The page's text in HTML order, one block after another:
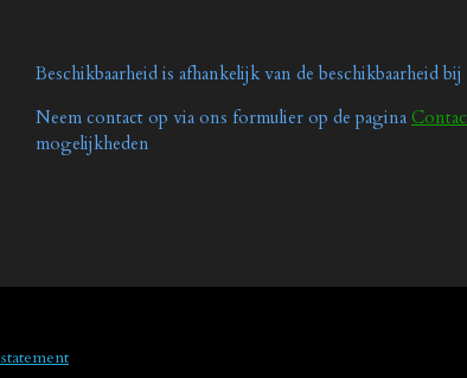
Beschikbaarheid is afhankelijk van de beschikbaarheid
Neem contact op via ons formulier op de pagina
mogelijkheden